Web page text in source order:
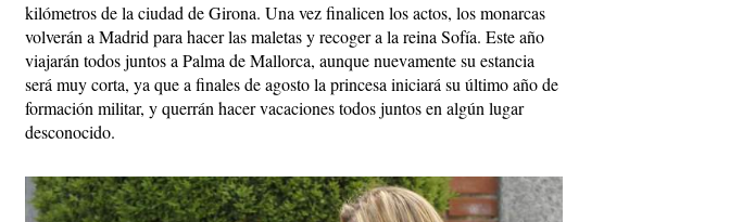
kilómetros de la ciudad de Girona. Una vez finalicen los actos, los monarcas
volverán a Madrid para hacer las maletas y recoger a la reina Sofía. Este año
viajarán todos juntos a Palma de Mallorca, aunque nuevamente su estancia
será muy corta, ya que a finales de agosto la princesa iniciará su último año de
formación militar, y querrán hacer vacaciones todos juntos en algún lugar
desconocido.